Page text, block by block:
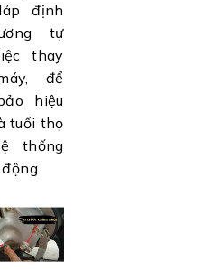
định
tự
thay
để
hiệu
tuổi thọ
thống